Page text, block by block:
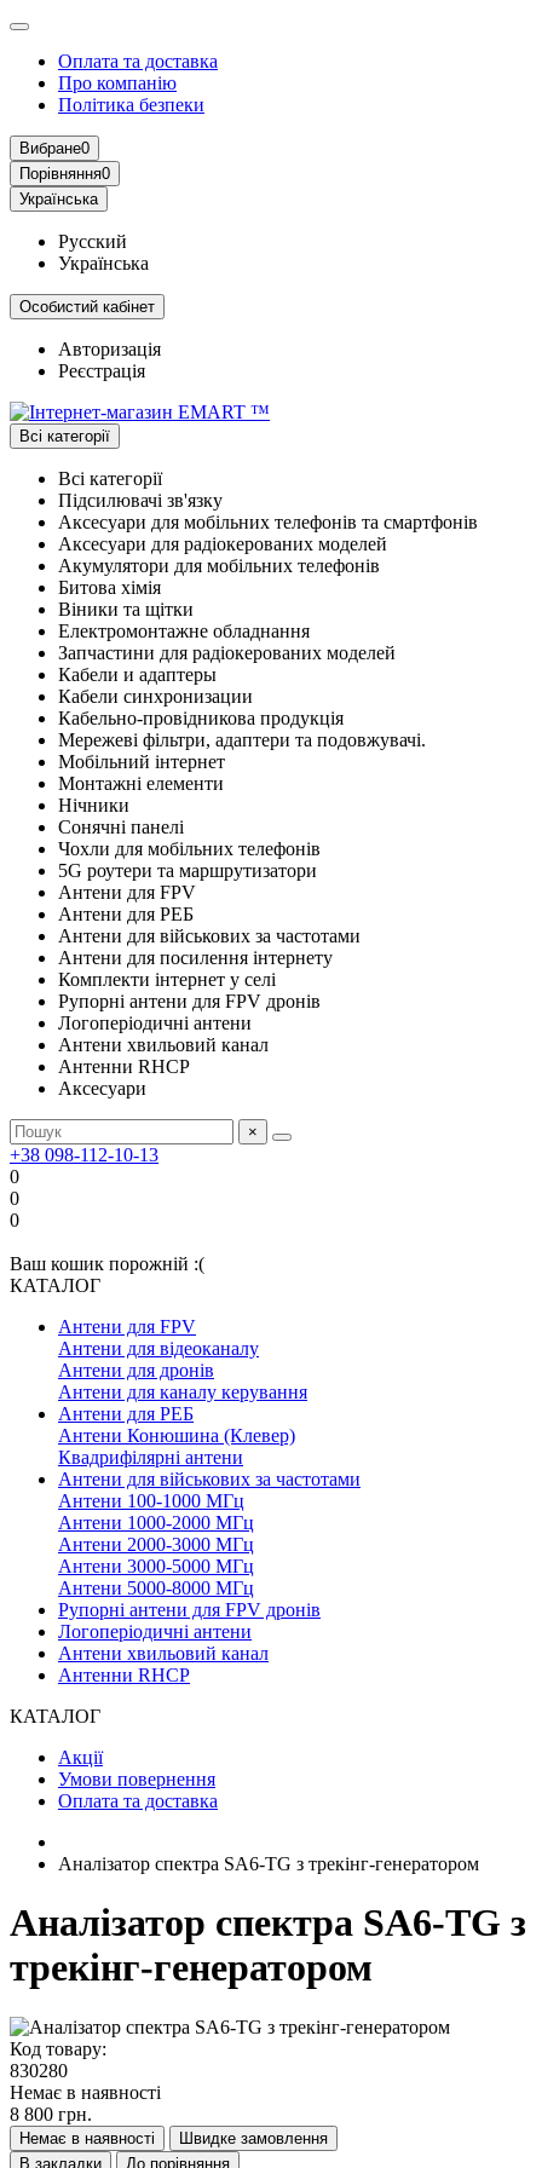
Оплата та доставка
Про компанію
Політика безпеки
Вибране0
Порівняння0
Українська
Русский
Українська
Особистий кабінет
Авторизація
Реєстрація
Всі категорії
Всі категорії
Підсилювачі зв'язку
Аксесуари для мобільних телефонів та смартфонів
Аксесуари для радіокерованих моделей
Акумулятори для мобільних телефонів
Битова хімія
Віники та щітки
Електромонтажне обладнання
Запчастини для радіокерованих моделей
Кабели и адаптеры
Кабели синхронизации
Кабельно-провідникова продукція
Мережеві фільтри, адаптери та подовжувачі.
Мобільний інтернет
Монтажні елементи
Нічники
Сонячні панелі
Чохли для мобільних телефонів
5G роутери та маршрутизатори
Антени для FPV
Антени для РЕБ
Антени для військових за частотами
Антени для посилення інтернету
Комплекти інтернет у селі
Рупорні антени для FPV дронів
Логоперіодичні антени
Антени хвильовий канал
Антенни RHCP
Аксесуари
×
+38 098-112-10-13
0
0
0
Ваш кошик порожній :(
КАТАЛОГ
Антени для FPV
Антени для відеоканалу
Антени для дронів
Антени для каналу керування
Антени для РЕБ
Антени Конюшина (Клевер)
Квадрифілярні антени
Антени для військових за частотами
Антени 100-1000 МГц
Антени 1000-2000 МГц
Антени 2000-3000 МГц
Антени 3000-5000 МГц
Антени 5000-8000 МГц
Рупорні антени для FPV дронів
Логоперіодичні антени
Антени хвильовий канал
Антенни RHCP
КАТАЛОГ
Акції
Умови повернення
Оплата та доставка
Аналізатор спектра SA6-TG з трекінг-генератором
Аналізатор спектра SA6-TG з
трекінг-генератором
Код товару:
830280
Немає в наявності
8 800 грн.
Немає в наявності
Швидке замовлення
В закладки
До порівняння